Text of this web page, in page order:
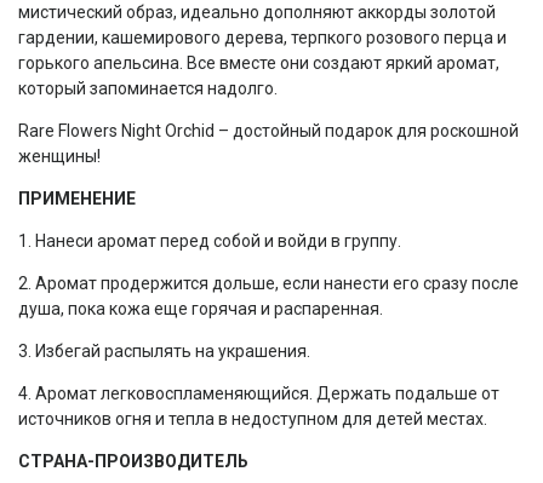
мистический образ, идеально дополняют аккорды золотой
гардении, кашемирового дерева, терпкого розового перца и
горького апельсина. Все вместе они создают яркий аромат,
который запоминается надолго.
Rare Flowers Night Orchid – достойный подарок для роскошной
женщины!
ПРИМЕНЕНИЕ
1. Нанеси аромат перед собой и войди в группу.
2. Аромат продержится дольше, если нанести его сразу после
душа, пока кожа еще горячая и распаренная.
3. Избегай распылять на украшения.
4. Аромат легковоспламеняющийся. Держать подальше от
источников огня и тепла в недоступном для детей местах.
СТРАНА-ПРОИЗВОДИТЕЛЬ